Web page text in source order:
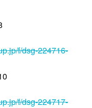
f/dsg-224716-
f/dsg-224717-